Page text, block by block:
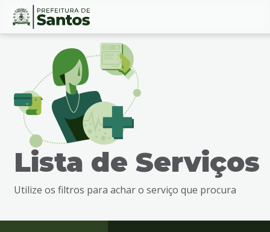
Ir
busca
Ir
Conteúdo
Lista de Serviços
Utilize os filtros para achar o serviço que procura